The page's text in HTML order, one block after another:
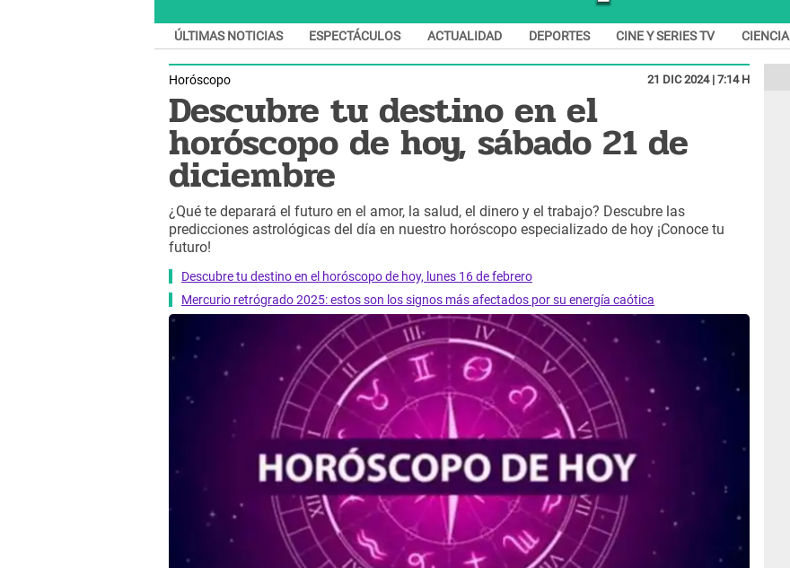
ÚLTIMAS NOTICIAS ESPECTÁCULOS ACTUALIDAD DEPORTES CINE Y SERIES TV CIENCIA
Horóscopo 21 DIC 2024 | 7:14 H
Descubre tu destino en el
horóscopo de hoy, sábado 21 de
diciembre
¿Qué te deparará el futuro en el amor, la salud, el dinero y el trabajo? Descubre las
predicciones astrológicas del día en nuestro horóscopo especializado de hoy ¡Conoce tu
futuro!
Descubre tu destino en el horóscopo de hoy, lunes 16 de febrero
Mercurio retrógrado 2025: estos son los signos más afectados por su energía caótica